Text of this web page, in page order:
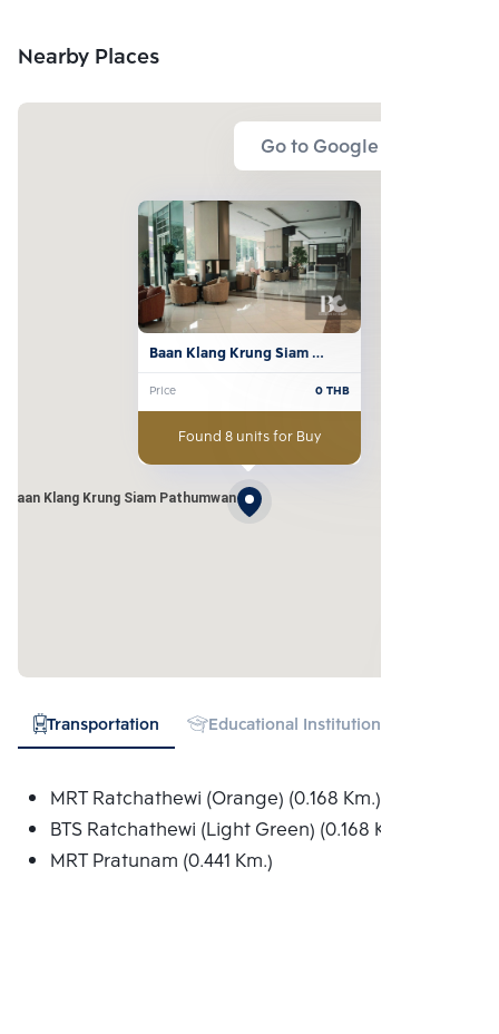
Nearby Places
Go to Google Map
Baan Klang Krung Siam Pathumwan
Baan Klang Krung Siam
Pathumwan
Price 0THB
Found 8 units for Buy
Transportation Educational Institution
MRT Ratchathewi (Orange) (0.168 Km.)
BTS Ratchathewi (Light Green) (0.168 Km.)
MRT Pratunam (0.441 Km.)